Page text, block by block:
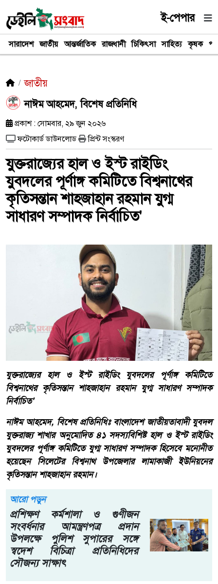
ই-পেপার
সারাদেশ জাতীয় আন্তর্জাতিক রাজধানী চিকিৎসা সাহিত্য কৃষক
জাতীয়
নাঈম আহমেদ, বিশেষ প্রতিনিধি
প্রকাশ : সোমবার, ২৯ জুন ২০২৬
ফটোকার্ড ডাউনলোড
প্রিন্ট সংস্করণ
যুক্তরাজ্যের হাল ও ইস্ট রাইডিং
যুবদলের পূর্ণাঙ্গ কমিটিতে বিশ্বনাথের
কৃতিসন্তান শাহজাহান রহমান যুগ্ম
সাধারণ সম্পাদক নির্বাচিত'
যুক্তরাজ্যের হাল ও ইস্ট রাইডিং যুবদলের পূর্ণাঙ্গ কমিটিতে
বিশ্বনাথের কৃতিসন্তান শাহজাহান রহমান যুগ্ম সাধারণ সম্পাদক
নির্বাচিত'
নাঈম আহমেদ, বিশেষ প্রতিনিধিঃ বাংলাদেশ জাতীয়তাবাদী যুবদল
যুক্তরাজ্য শাখার অনুমোদিত ৪১ সদস্যবিশিষ্ট হাল ও ইস্ট রাইডিং
যুবদলের পূর্ণাঙ্গ কমিটিতে যুগ্ম সাধারণ সম্পাদক হিসেবে মনোনীত
হয়েছেন সিলেটের বিশ্বনাথ উপজেলার লামাকাজী ইউনিয়নের
কৃতিসন্তান শাহজাহান রহমান।
আরো পড়ুন
প্রশিক্ষণ কর্মশালা ও গুণীজন
সংবর্ধনার আমন্ত্রণপত্র প্রদান
উপলক্ষে পুলিশ সুপারের সঙ্গে
স্বদেশ বিচিত্রা প্রতিনিধিদের
সৌজন্য সাক্ষাৎ